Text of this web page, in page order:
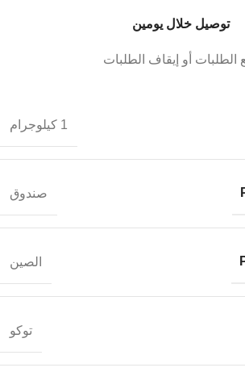
توصيل خلال يومين
الطلبات أو إيقاف الطلبات
1 كيلوجرام
صندوق
الصين
توكو